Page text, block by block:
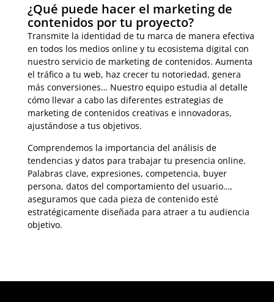
¿Qué puede hacer el marketing de
contenidos por tu proyecto?
Transmite la identidad de tu marca de manera efectiva
en todos los medios online y tu ecosistema digital con
nuestro servicio de marketing de contenidos. Aumenta
el tráfico a tu web, haz crecer tu notoriedad, genera
más conversiones… Nuestro equipo estudia al detalle
cómo llevar a cabo las diferentes estrategias de
marketing de contenidos creativas e innovadoras,
ajustándose a tus objetivos.
Comprendemos la importancia del análisis de
tendencias y datos para trabajar tu presencia online.
Palabras clave, expresiones, competencia, buyer
persona, datos del comportamiento del usuario…,
aseguramos que cada pieza de contenido esté
estratégicamente diseñada para atraer a tu audiencia
objetivo.